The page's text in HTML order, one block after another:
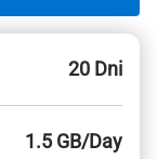
20 Dni
1.5 GB/Day